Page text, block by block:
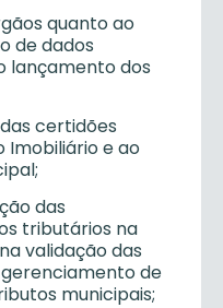
quanto ao
de dados
lançamento dos
certidões
Imobiliário e ao
das
tributários na
validação das
de
municipais;